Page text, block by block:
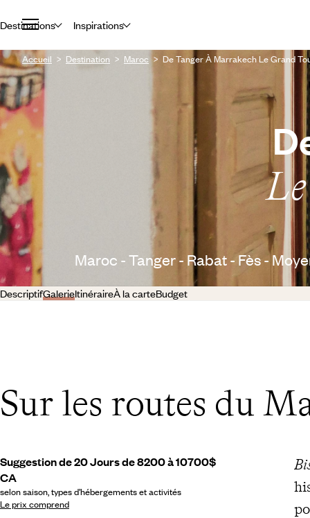
Destinations Inspirations
Accueil Destination Maroc De Tanger À Marrakech Le Grand
Maroc - Tanger - Rabat - Fès -
DescriptifGalerieItinéraireÀ la carteBudget
Sur les routes du
Suggestion de 20 Jours de 8200 à 10700$
CA
selon saison, types d’hébergements et activités
Le prix comprend